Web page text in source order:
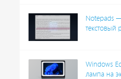
Notepads
текстовый
Windows
лампа на